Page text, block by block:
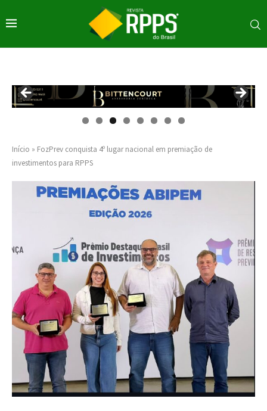
Início » FozPrev conquista 4º lugar nacional em premiação de
investimentos para RPPS